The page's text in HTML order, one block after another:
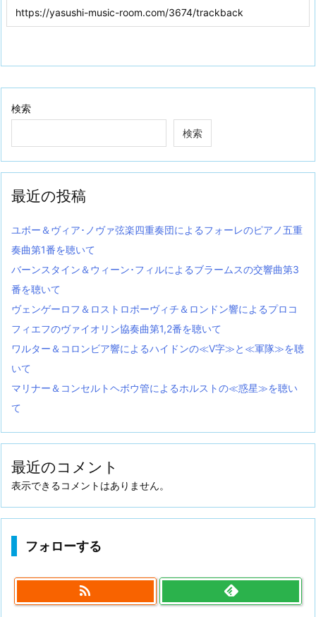
検索
検索
最近の投稿
ユボー＆ヴィア･ノヴァ弦楽四重奏団によるフォーレのピアノ五重
奏曲第1番を聴いて
バーンスタイン＆ウィーン･フィルによるブラームスの交響曲第3
番を聴いて
ヴェンゲーロフ＆ロストロポーヴィチ＆ロンドン響によるプロコ
フィエフのヴァイオリン協奏曲第1,2番を聴いて
ワルター＆コロンビア響によるハイドンの≪V字≫と≪軍隊≫を聴
いて
マリナー＆コンセルトヘボウ管によるホルストの≪惑星≫を聴い
て
最近のコメント
表示できるコメントはありません。
フォローする
